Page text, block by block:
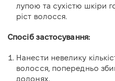
лупою та сухістю шкіри
ріст волосся.
Спосіб застосування:
Нанести невелику
волосся, попередньо
долонях.